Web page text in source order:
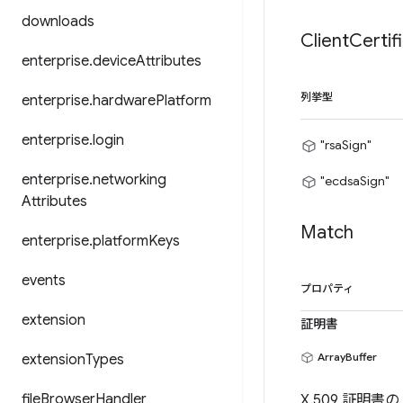
downloads
enterprise.deviceAttributes
enterprise.hardwarePlatform
enterprise.login
enterprise.networking
Attributes
enterprise.platformKeys
events
extension
extensionTypes
fileBrowserHandler
Client
列挙型
"rsaSign"
"ecdsaSign"
Match
プロパティ
証明書
ArrayBuffer